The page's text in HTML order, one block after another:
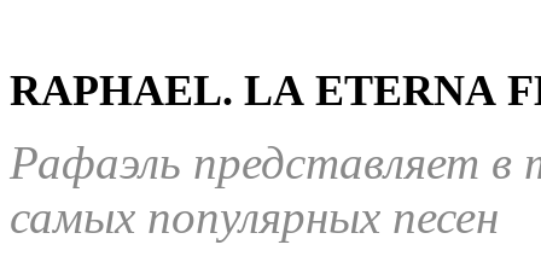
RAPHAEL. LA ETERNA
Рафаэль представляет
самых популярных песен